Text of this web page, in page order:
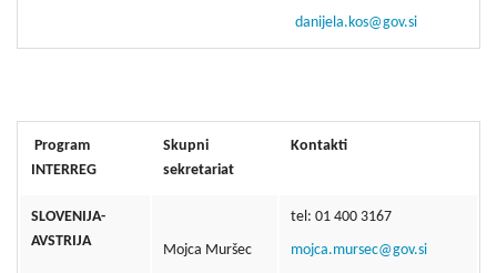
danijela.kos@gov.si
Program
INTERREG
Skupni
sekretariat
Kontakti
SLOVENIJA-
AVSTRIJA
Mojca Muršec
tel: 01 400 3167
mojca.mursec@gov.si